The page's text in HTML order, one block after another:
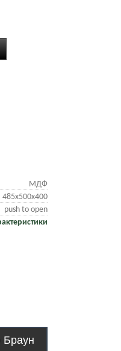
МДФ
485х500х400
push to open
Браун